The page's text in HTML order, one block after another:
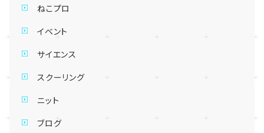
ねこプロ
イベント
サイエンス
スクーリング
ニット
ブログ